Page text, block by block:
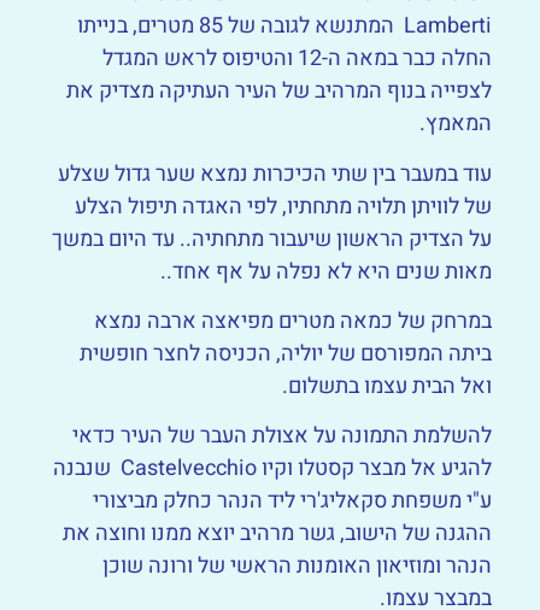
Lamberti המתנשא לגובה של 85 מטרים, בנייתו
החלה כבר במאה ה-12 והטיפוס לראש המגדל
לצפייה בנוף המרהיב של העיר העתיקה מצדיק את
המאמץ.
עוד במעבר בין שתי הכיכרות נמצא שער גדול שצלע
של לוויתן תלויה מתחתיו, לפי האגדה תיפול הצלע
על הצדיק הראשון שיעבור מתחתיה.. עד היום במשך
מאות שנים היא לא נפלה על אף אחד..
במרחק של כמאה מטרים מפיאצה ארבה נמצא
ביתה המפורסם של יוליה, הכניסה לחצר חופשית
ואל הבית עצמו בתשלום.
להשלמת התמונה על אצולת העבר של העיר כדאי
להגיע אל מבצר קסטלו וקיו Castelvecchio שנבנה
ע"י משפחת סקאליג'רי ליד הנהר כחלק מביצורי
ההגנה של הישוב, גשר מרהיב יוצא ממנו וחוצה את
הנהר ומוזיאון האומנות הראשי של ורונה שוכן
במבצר עצמו.